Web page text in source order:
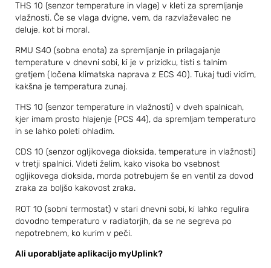
THS 10 (senzor temperature in vlage) v kleti za spremljanje
vlažnosti. Če se vlaga dvigne, vem, da razvlaževalec ne
deluje, kot bi moral.
RMU S40 (sobna enota) za spremljanje in prilagajanje
temperature v dnevni sobi, ki je v prizidku, tisti s talnim
gretjem (ločena klimatska naprava z ECS 40). Tukaj tudi vidim,
kakšna je temperatura zunaj.
THS 10 (senzor temperature in vlažnosti) v dveh spalnicah,
kjer imam prosto hlajenje (PCS 44), da spremljam temperaturo
in se lahko poleti ohladim.
CDS 10 (senzor ogljikovega dioksida, temperature in vlažnosti)
v tretji spalnici. Videti želim, kako visoka bo vsebnost
ogljikovega dioksida, morda potrebujem še en ventil za dovod
zraka za boljšo kakovost zraka.
ROT 10 (sobni termostat) v stari dnevni sobi, ki lahko regulira
dovodno temperaturo v radiatorjih, da se ne segreva po
nepotrebnem, ko kurim v peči.
Ali uporabljate aplikacijo myUplink?